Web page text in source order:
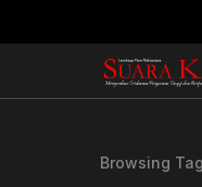
Browsing Tag